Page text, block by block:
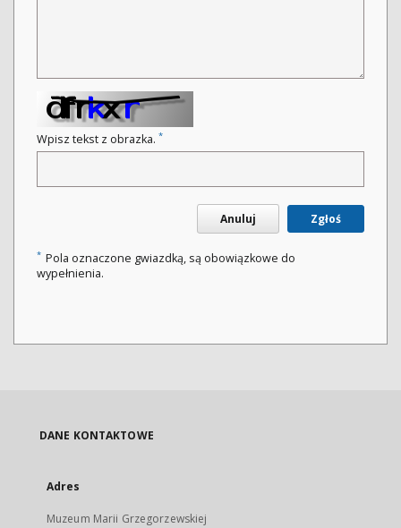
Wpisz tekst z obrazka. *
Anuluj Zgłoś
* Pola oznaczone gwiazdką, są obowiązkowe do
wypełnienia.
DANE KONTAKTOWE
Adres
Muzeum Marii Grzegorzewskiej